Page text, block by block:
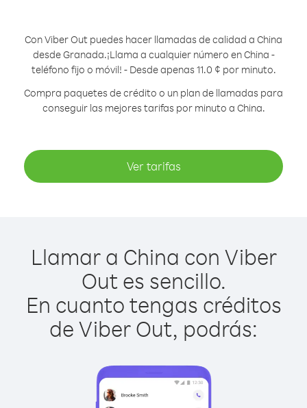
Con Viber Out puedes hacer llamadas de calidad a China
desde Granada.¡Llama a cualquier número en China -
teléfono fijo o móvil! - Desde apenas 11.0 ¢ por minuto.
Compra paquetes de crédito o un plan de llamadas para
conseguir las mejores tarifas por minuto a China.
Ver tarifas
Llamar a China con Viber
Out es sencillo.
En cuanto tengas créditos
de Viber Out, podrás: